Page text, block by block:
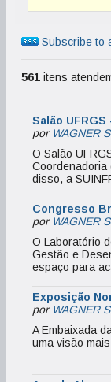
Subscribe to
561itens
Salão
por WAGNER
O Salão
Coordenadoria
disso, a
Congresso
por WAGNER
O Laboratório
Gestão e
espaço para
Exposição
por WAGNER
A Embaixada
uma visão